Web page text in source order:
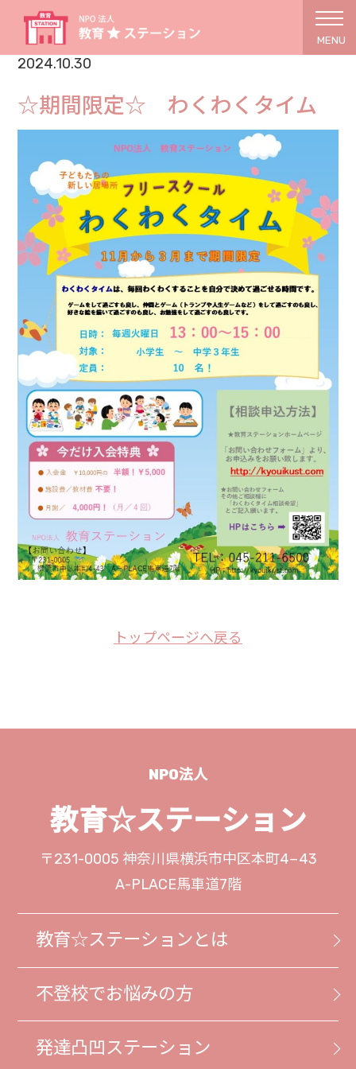
MENU
2024.10.30
☆期間限定☆ わくわくタイム
トップページへ戻る
NPO法人
教育☆ステーション
〒231-0005 神奈川県横浜市中区本町4−43
A-PLACE馬車道7階
教育☆ステーションとは
不登校でお悩みの方
発達凸凹ステーション